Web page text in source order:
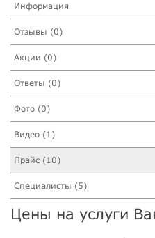
Информация
Отзывы (0)
Акции (0)
Ответы (0)
Фото (0)
Видео (1)
Прайс (10)
Специалисты (5)
Цены на услуги